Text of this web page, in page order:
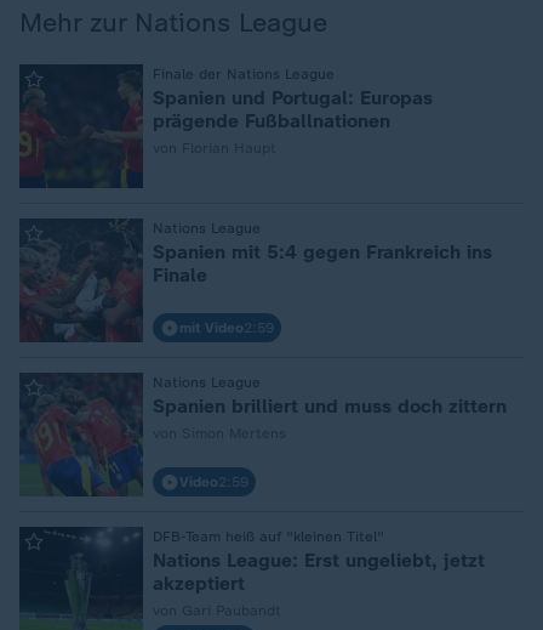
Mehr zur Nations League
Finale der Nations League
Spanien und Portugal: Europas
prägende Fußballnationen
Nations League
Spanien mit 5:4 gegen Frankreich ins
Finale
mit Video2:59
Nations League
Spanien brilliert und muss doch zittern
Video2:59
DFB-Team heiß auf "kleinen Titel"
Nations League: Erst ungeliebt, jetzt
akzeptiert